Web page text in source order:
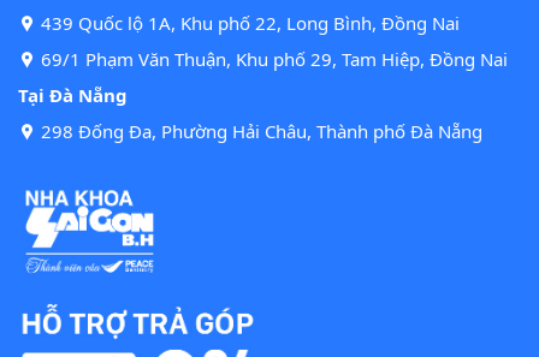
439 Quốc lộ 1A, Khu phố 22, Long Bình, Đồng Nai
69/1 Phạm Văn Thuận, Khu phố 29, Tam Hiệp, Đồng Nai
Tại Đà Nẵng
298 Đống Đa, Phường Hải Châu, Thành phố Đà Nẵng